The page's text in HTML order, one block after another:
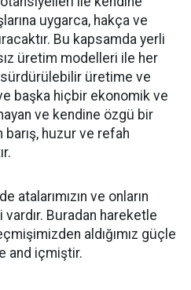
uygarca, hakça ve
Bu kapsamda yerli
üretim modelleri ile her
üretime ve
başka hiçbir ekonomik ve
ve kendine özgü bir
huzur ve refah
atalarımızın ve onların
vardır. Buradan hareketle
aldığımız güçle
and içmiştir.